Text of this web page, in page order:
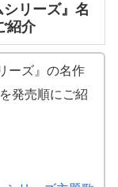
シリーズ』名
紹介
ーズ』の名作
発売順にご紹